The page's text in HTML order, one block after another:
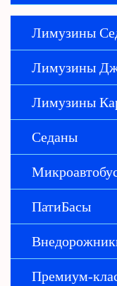
Лимузины
Лимузины
Лимузины
Седаны
ПатиБасы
Премиум-